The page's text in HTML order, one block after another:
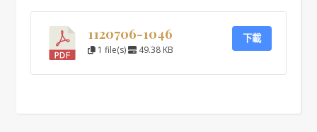
1120706-1046
1 file(s) 49.38 KB
下載